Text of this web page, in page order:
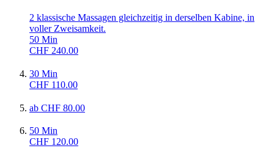
2 klassische Massagen gleichzeitig in derselben Kabine, in
voller Zweisamkeit.
50 Min
CHF 240.00
30 Min
CHF 110.00
ab CHF 80.00
50 Min
CHF 120.00